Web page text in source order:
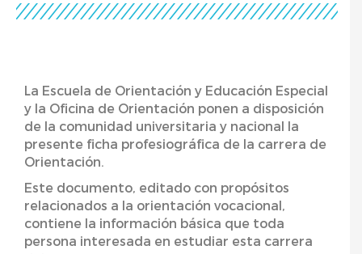
La Escuela de Orientación y Educación Especial
y la Oficina de Orientación ponen a disposición
de la comunidad universitaria y nacional la
presente ficha profesiográfica de la carrera de
Orientación.
Este documento, editado con propósitos
relacionados a la orientación vocacional,
contiene la información básica que toda
persona interesada en estudiar esta carrera